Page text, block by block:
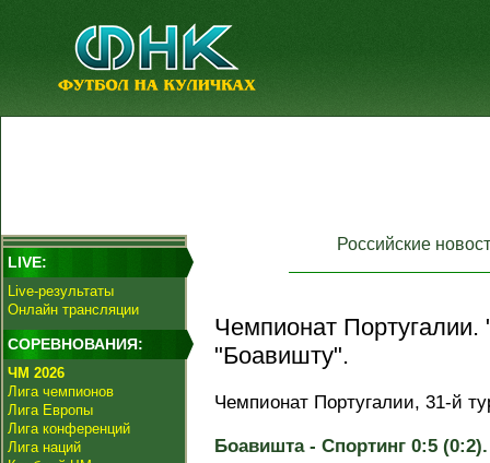
LIVE:
Live-результаты
Онлайн трансляции
СОРЕВНОВАНИЯ:
ЧМ 2026
Лига чемпионов
Лига Европы
Лига конференций
Лига наций
Российские
Чемпионат Португалии.
"Боавишту".
Чемпионат Португалии, 31-й
Боавишта - Спортинг 0:5 (0:2).